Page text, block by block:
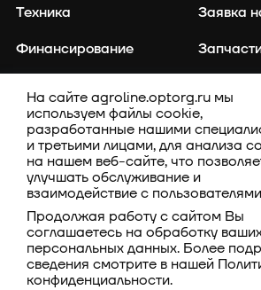
Техника
Финансирование
Каталог запасных частей
Компания
Заявка
Акции
Россия,
край,
район, с.
На сайте agroline.optorg.ru мы
используем файлы cookie,
разработанные нашими
и третьими лицами, для анализа
на нашем веб-сайте, что
улучшать обслуживание и
взаимодействие с
Продолжая работу с сайтом Вы
соглашаетесь на обработку
персональных данных. Более
сведения смотрите в нашей
конфиденциальности.